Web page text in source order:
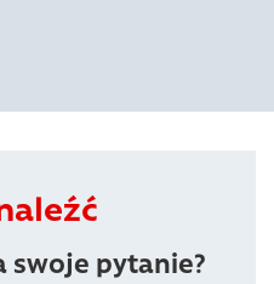
swoje pytanie?